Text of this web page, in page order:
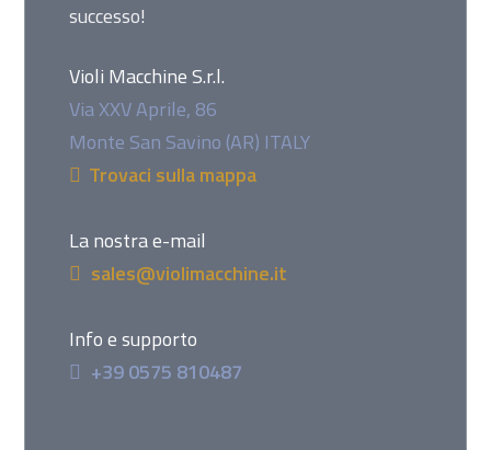
successo!
Violi Macchine S.r.l.
Via XXV Aprile, 86
Monte San Savino (AR) ITALY
Trovaci sulla mappa
La nostra e-mail
sales@violimacchine.it
Info e supporto
+39 0575 810487